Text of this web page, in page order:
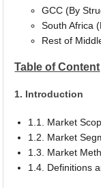
GCC (By
South Africa
Rest of
Table of Content
1. Introduction
1.1. Market
1.2. Market
1.3. Market
1.4. Definitions